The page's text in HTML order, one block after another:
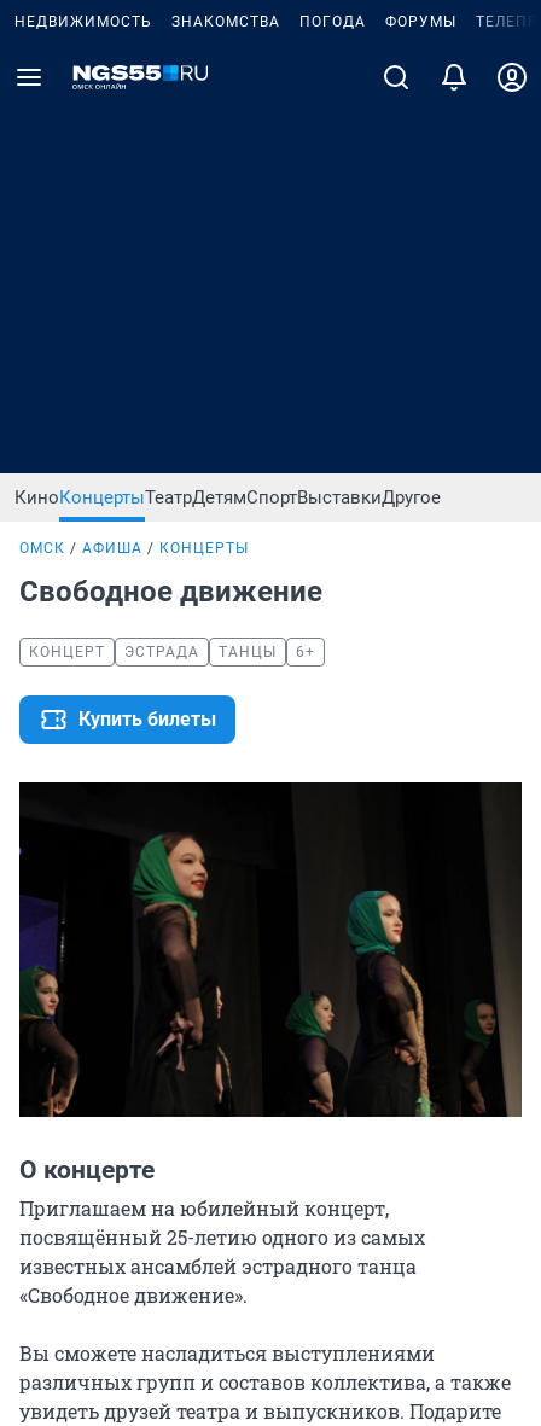
НЕДВИЖИМОСТЬ ЗНАКОМСТВА ПОГОДА ФОРУМЫ
КиноКонцертыТеатрДетямСпортВыставкиДругое
ОМСК АФИША КОНЦЕРТЫ
Свободное движение
КОНЦЕРТ ЭСТРАДА ТАНЦЫ 6+
Купить билеты
О концерте
Приглашаем на юбилейный концерт,
посвящённый 25-летию одного из самых
известных ансамблей эстрадного танца
«Свободное движение».
Вы сможете насладиться выступлениями
различных групп и составов коллектива, а также
увидеть друзей театра и выпускников. Подарите